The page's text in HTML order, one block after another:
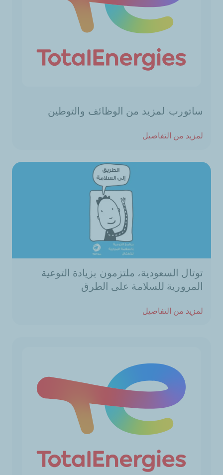
ساتورب: لمزيد من الوظائف والتوطين
لمزيد من التفاصيل
توتال السعودية، ملتزمون بزيادة التوعية
المرورية للسلامة على الطرق
لمزيد من التفاصيل